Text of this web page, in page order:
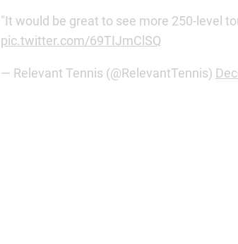
"It would be great to see more 250-level
pic.twitter.com/69TIJmClSQ
— Relevant Tennis (@RelevantTennis)